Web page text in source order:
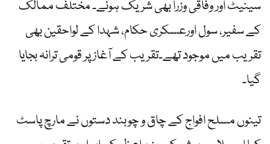
سینیٹ اور وفاقی وزرا بھی شریک ہوئے۔ مختلف ممالک
کے سفیر، سول اورعسکری حکام، شہدا کے لواحقین بھی
تقریب میں موجود تھے۔تقریب کے آغاز پر قومی ترانہ بجایا
گیا۔
تینوں مسلح افواج کے چاق و چوبند دستوں نے مارچ پاسٹ